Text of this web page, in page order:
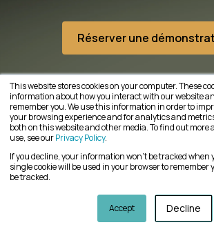
This website stores cookies on your computer. These
information about how you interact with our website
remember you. We use this information in order to
your browsing experience and for analytics and
both on this website and other media. To find out more
use, see ourPrivacy Policy.
If you decline, your information won’t be tracked when
single cookie will be used in your browser to remember
be tracked.
Accept Decline
Réserver une
Resources
Press & Media